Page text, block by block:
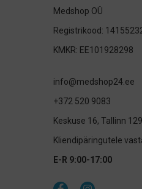
Medshop OÜ
Registrikood:
KMKR: EE101928298
info@medshop24.ee
+372 520 9083
Keskuse 16, Tallinn
Kliendipäringutele
E-R 9:00-17:00